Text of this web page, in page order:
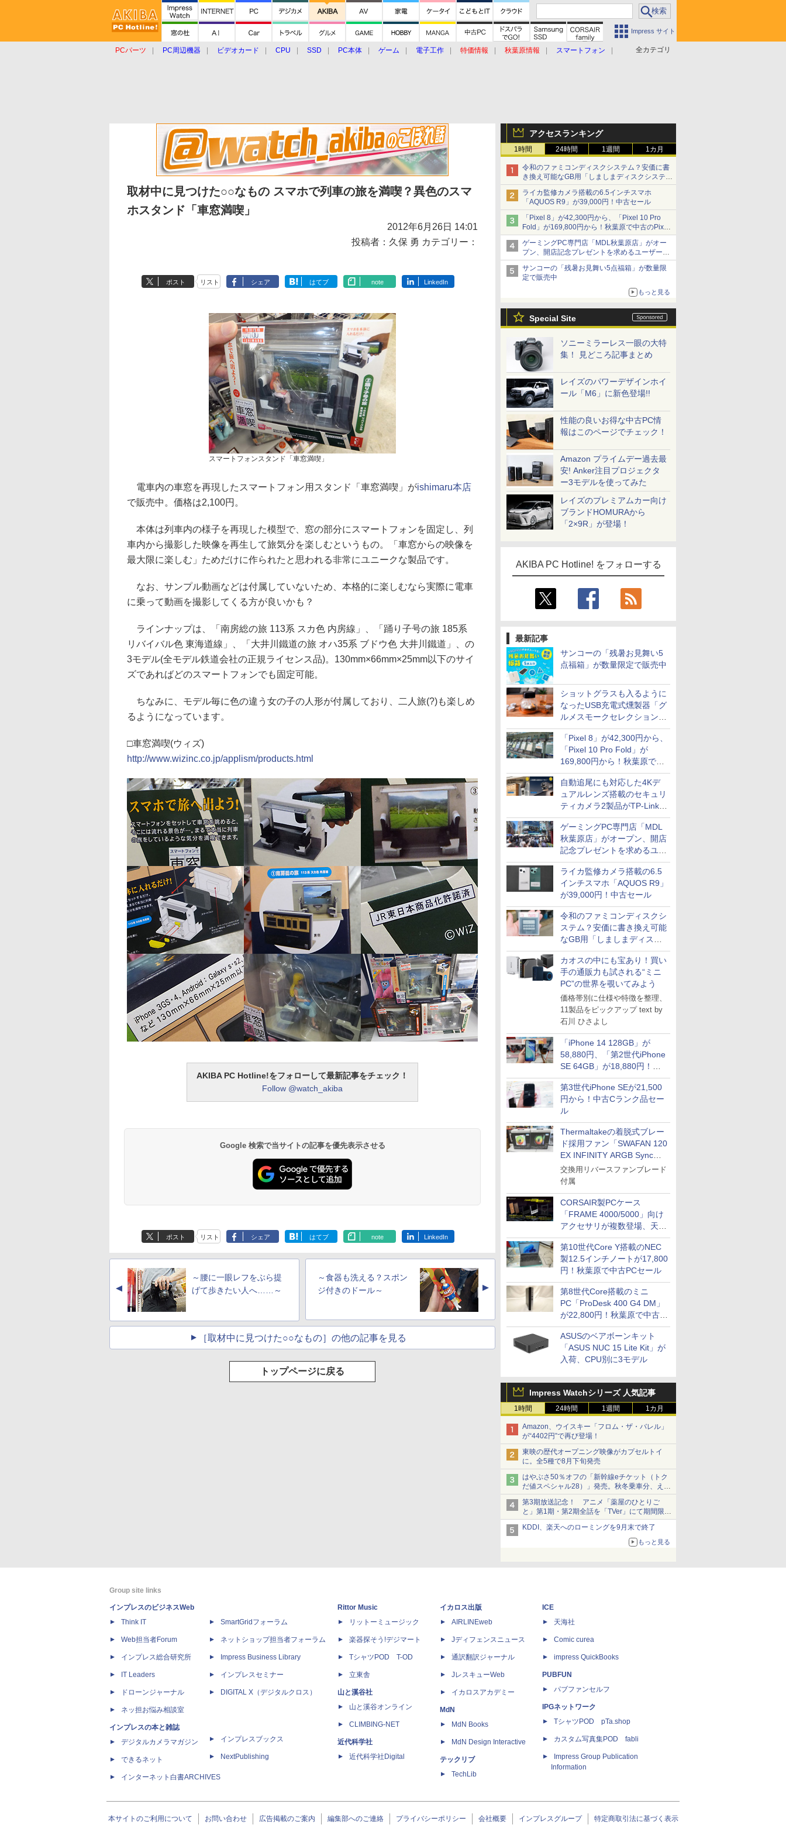
Impress サイト
全カテゴリ
PCパーツ PC周辺機器 ビデオカード CPU SSD PC本体 ゲーム 電子工作 特価情報 秋葉原情報
スマートフォン
アクセスランキング
1時間 24時間 1週間 1カ月
令和のファミコンディスクシステム？安価に書
き換え可能なGB用「しましまディスクシステ
ム」
ライカ監修カメラ搭載の6.5インチスマホ
「AQUOS R9」が39,000円！中古セール
「Pixel 8」が42,300円から、「Pixel 10 Pro
Fold」が169,800円から！秋葉原で中古のPixel
シリーズがお買い得
ゲーミングPC専門店「MDL秋葉原店」がオー
プン、開店記念プレゼントを求めるユーザーが
押し寄せ長蛇の列に
サンコーの「残暑お見舞い5点福箱」が数量限
定で販売中
もっと見る
Special Site
ソニーミラーレス一眼の大特
集！ 見どころ記事まとめ
レイズのパワーデザインホイ
ール「M6」に新色登場!!
性能の良いお得な中古PC情
報はこのページでチェック！
Amazon プライムデー過去最
安! Anker注目プロジェクタ
ー3モデルを使ってみた
レイズのプレミアムカー向け
ブランドHOMURAから
「2×9R」が登場！
AKIBA PC Hotline! をフォローする
最新記事
サンコーの「残暑お見舞い5
点福箱」が数量限定で販売中
ショットグラスも入るように
なったUSB充電式燻製器「グ
ルメスモークセレクション
2」がサンコーから
「Pixel 8」が42,300円から、
「Pixel 10 Pro Fold」が
169,800円から！秋葉原で中
古のPixelシリーズがお買い得
自動追尾にも対応した4Kデ
ュアルレンズ搭載のセキュリ
ティカメラ2製品がTP-Linkか
ら
ゲーミングPC専門店「MDL
秋葉原店」がオープン、開店
記念プレゼントを求めるユー
ザーが押し寄せ長蛇の列に
ライカ監修カメラ搭載の6.5
インチスマホ「AQUOS R9」
が39,000円！中古セール
令和のファミコンディスクシ
ステム？安価に書き換え可能
なGB用「しましまディスク
システム」
カオスの中にも宝あり！買い
手の通販力も試される“ミニ
PC”の世界を覗いてみよう
価格帯別に仕様や特徴を整理、
11製品をピックアップ text by
石川 ひさよし
「iPhone 14 128GB」が
58,880円、「第2世代iPhone
SE 64GB」が18,880円！中
古Bランク品セール
第3世代iPhone SEが21,500
円から！中古Cランク品セー
ル
Thermaltakeの着脱式ブレー
ド採用ファン「SWAFAN 120
EX INFINITY ARGB Sync」
に単品パッケージ
交換用リバースファンブレード
付属
CORSAIR製PCケース
「FRAME 4000/5000」向け
アクセサリが複数登場、天然
木製パネルや背面コネクタ対
応トレイなど
第10世代Core Y搭載のNEC
製12.5インチノートが17,800
円！秋葉原で中古PCセール
第8世代Core搭載のミニ
PC「ProDesk 400 G4 DM」
が22,800円！秋葉原で中古
PCセール
ASUSのベアボーンキット
「ASUS NUC 15 Lite Kit」が
入荷、CPU別に3モデル
Impress Watchシリーズ 人気記事
1時間 24時間 1週間 1カ月
Amazon、ウイスキー「フロム・ザ・バレル」
が“4402円”で再び登場！
東映の歴代オープニング映像がカプセルトイ
に。全5種で8月下旬発売
はやぶさ50％オフの「新幹線eチケット（トク
だ値スペシャル28）」発売。秋冬乗車分、えき
ねっと限定
第3期放送記念！ アニメ「薬屋のひとりご
と」第1期・第2期全話を「TVer」にて期間限定
で順次無料配信開始
KDDI、楽天へのローミングを9月末で終了
もっと見る
取材中に見つけた○○なもの スマホで列車の旅を満喫？異色のスマ
ホスタンド「車窓満喫」
2012年6月26日 14:01
投稿者：久保 勇 カテゴリー：
ポスト リスト シェア はてブ note LinkedIn
スマートフォンスタンド「車窓満喫」
電車内の車窓を再現したスマートフォン用スタンド「車窓満喫」がishimaru本店
で販売中。価格は2,100円。
本体は列車内の様子を再現した模型で、窓の部分にスマートフォンを固定し、列
車内から撮影した映像を再生して旅気分を楽しむというもの。「車窓からの映像を
最大限に楽しむ」ためだけに作られたと思われる非常にユニークな製品です。
なお、サンプル動画などは付属していないため、本格的に楽しむなら実際に電車
に乗って動画を撮影してくる方が良いかも？
ラインナップは、「南房総の旅 113系 スカ色 内房線」、「踊り子号の旅 185系
リバイバル色 東海道線」、「大井川鐵道の旅 オハ35系 ブドウ色 大井川鐵道」、の
3モデル(全モデル鉄道会社の正規ライセンス品)。130mm×66mm×25mm以下のサイ
ズであればどのスマートフォンでも固定可能。
ちなみに、モデル毎に色の違う女の子の人形が付属しており、二人旅(?)も楽しめ
るようになっています。
□車窓満喫(ウィズ)
http://www.wizinc.co.jp/applism/products.html
AKIBA PC Hotline!をフォローして最新記事をチェック！
Follow @watch_akiba
Google 検索で当サイトの記事を優先表示させる
ポスト リスト シェア はてブ note LinkedIn
▲
～腰に一眼レフをぶら提
げて歩きたい人へ……～
～食器も洗える？スポン
ジ付きのドール～
▲
［取材中に見つけた○○なもの］の他の記事を見る
トップページに戻る
Group site links
インプレスのビジネスWeb
Think IT
Web担当者Forum
インプレス総合研究所
IT Leaders
ドローンジャーナル
ネッ担お悩み相談室
インプレスの本と雑誌
デジタルカメラマガジン
できるネット
インターネット白書ARCHIVES
SmartGridフォーラム
ネットショップ担当者フォーラム
Impress Business Library
インプレスセミナー
DIGITAL X（デジタルクロス）
インプレスブックス
NextPublishing
Rittor Music
リットーミュージック
楽器探そう!デジマート
TシャツPOD T-OD
立東舎
山と溪谷社
山と溪谷オンライン
CLIMBING-NET
近代科学社
近代科学社Digital
イカロス出版
AIRLINEweb
Jディフェンスニュース
通訳翻訳ジャーナル
JレスキューWeb
イカロスアカデミー
MdN
MdN Books
MdN Design Interactive
テックリブ
TechLib
ICE
天海社
Comic curea
impress QuickBooks
PUBFUN
パブファンセルフ
IPGネットワーク
TシャツPOD pTa.shop
カスタム写真集POD fabli
Impress Group Publication
Information
本サイトのご利用について お問い合わせ 広告掲載のご案内 編集部へのご連絡 プライバシーポリシー 会社概要 インプレスグループ 特定商取引法に基づく表示